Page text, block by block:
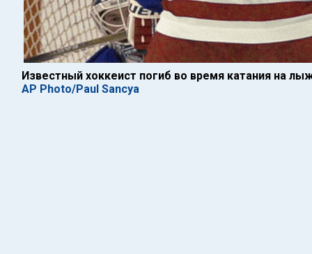
Известный хоккеист погиб во время катания на
AP Photo/Paul Sancya